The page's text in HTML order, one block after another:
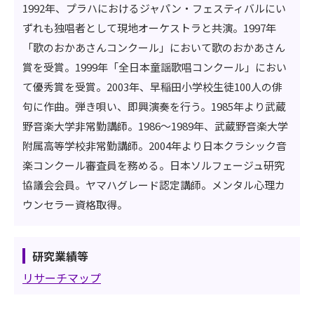
1992年、プラハにおけるジャパン・フェスティバルにい
ずれも独唱者として現地オーケストラと共演。1997年
「歌のおかあさんコンクール」において歌のおかあさん
賞を受賞。1999年「全日本童謡歌唱コンクール」におい
て優秀賞を受賞。2003年、早稲田小学校生徒100人の俳
句に作曲。弾き唄い、即興演奏を行う。1985年より武蔵
野音楽大学非常勤講師。1986～1989年、武蔵野音楽大学
附属高等学校非常勤講師。2004年より日本クラシック音
楽コンクール審査員を務める。日本ソルフェージュ研究
協議会会員。ヤマハグレード認定講師。メンタル心理カ
ウンセラー資格取得。
研究業績等
リサーチマップ